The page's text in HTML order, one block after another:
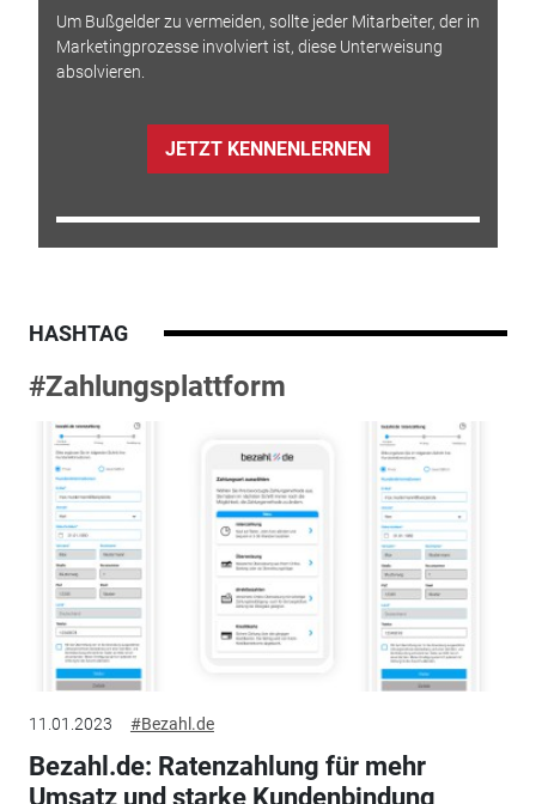
Um Bußgelder zu vermeiden, sollte jeder Mitarbeiter, der in
Marketingprozesse involviert ist, diese Unterweisung
absolvieren.
JETZT KENNENLERNEN
HASHTAG
#Zahlungsplattform
11.01.2023 #Bezahl.de
Bezahl.de: Ratenzahlung für mehr
Umsatz und starke Kundenbindung